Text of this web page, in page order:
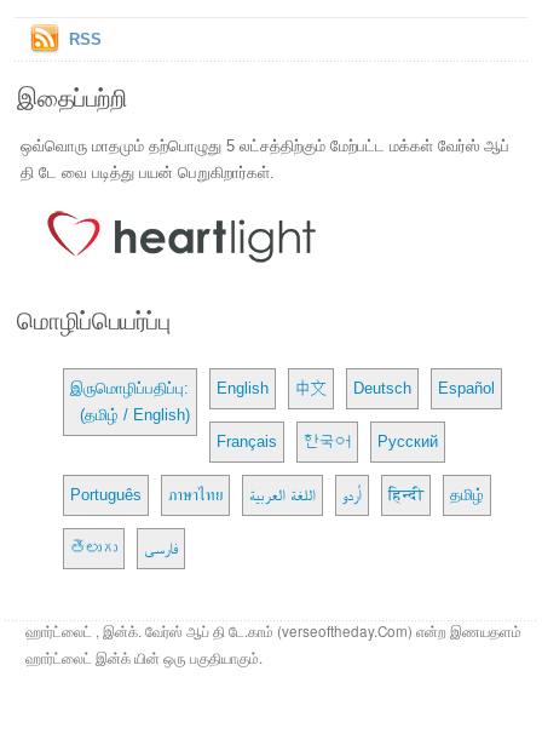
RSS
இதைப்பற்றி
ஒவ்வொரு மாதமும் தற்பொழுது 5 லட்சத்திற்கும் மேற்பட்ட மக்கள் வேர்ஸ் ஆப்
தி டே வை படித்து பயன் பெறுகிறார்கள்.
மொழிப்பெயர்ப்பு
இருமொழிப்பதிப்பு:
(தமிழ் / English)
English 中文 Deutsch Español
Français 한국어 Русский
Português ภาษาไทย اللغة العربية اُردو हिन्दी தமிழ்
తెలుగు فارسی
ஹார்ட்லைட் , இன்க். வேர்ஸ் ஆப் தி டே.காம் (verseoftheday.Com) என்ற இணயதளம்
ஹார்ட்லைட் இன்க் யின் ஒரு பகுதியாகும்.